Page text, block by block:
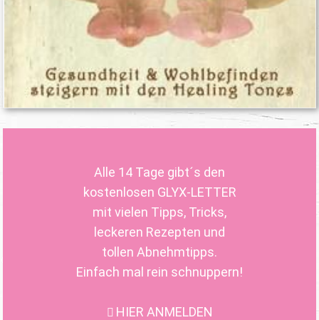
Alle 14 Tage gibt´s den
kostenlosen GLYX-LETTER
mit vielen Tipps, Tricks,
leckeren Rezepten und
tollen Abnehmtipps.
Einfach mal rein schnuppern!
HIER ANMELDEN